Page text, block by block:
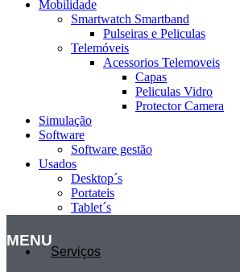
Mobilidade
Smartwatch Smartband
Pulseiras e Peliculas
Telemóveis
Acessorios Telemoveis
Capas
Peliculas Vidro
Protector Camera
Simulação
Software
Software gestão
Usados
Desktop´s
Portateis
Tablet´s
MENU
Serviços